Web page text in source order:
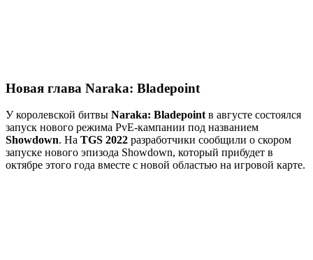
Новая глава Naraka: Bladepoint
У королевской битвы Naraka: Bladepoint в августе состоялся
запуск нового режима PvE-кампании под названием
Showdown. На TGS 2022 разработчики сообщили о скором
запуске нового эпизода Showdown, который прибудет в
октябре этого года вместе с новой областью на игровой карте.